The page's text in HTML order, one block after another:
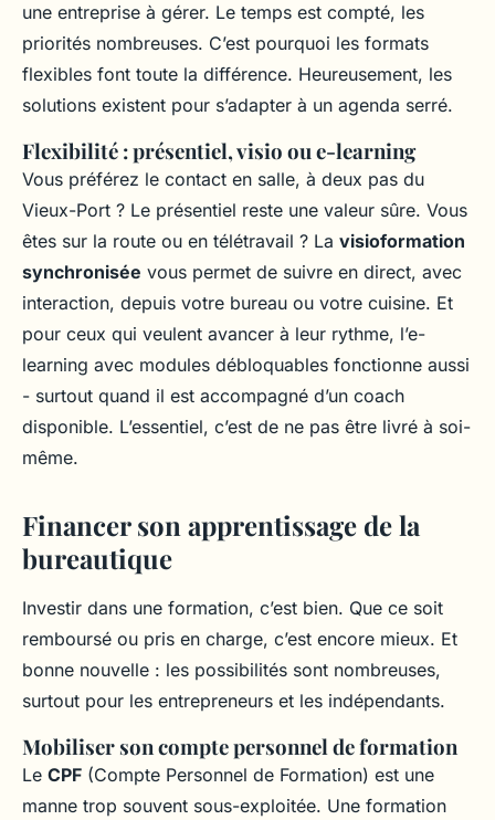
une entreprise à gérer. Le temps est compté, les
priorités nombreuses. C’est pourquoi les formats
flexibles font toute la différence. Heureusement, les
solutions existent pour s’adapter à un agenda serré.
Flexibilité : présentiel, visio ou e-learning
Vous préférez le contact en salle, à deux pas du
Vieux-Port ? Le présentiel reste une valeur sûre. Vous
êtes sur la route ou en télétravail ? La visioformation
synchronisée vous permet de suivre en direct, avec
interaction, depuis votre bureau ou votre cuisine. Et
pour ceux qui veulent avancer à leur rythme, l’e-
learning avec modules débloquables fonctionne aussi
- surtout quand il est accompagné d’un coach
disponible. L’essentiel, c’est de ne pas être livré à soi-
même.
Financer son apprentissage de la
bureautique
Investir dans une formation, c’est bien. Que ce soit
remboursé ou pris en charge, c’est encore mieux. Et
bonne nouvelle : les possibilités sont nombreuses,
surtout pour les entrepreneurs et les indépendants.
Mobiliser son compte personnel de formation
Le CPF (Compte Personnel de Formation) est une
manne trop souvent sous-exploitée. Une formation